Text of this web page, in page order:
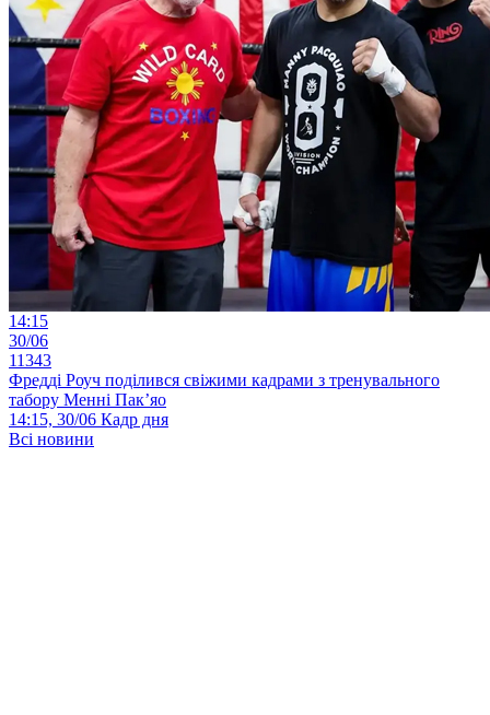
14:15
30/06
11343
Фредді Роуч поділився свіжими кадрами з тренувального
табору Менні Пак’яо
14:15, 30/06 Кадр дня
Всі новини